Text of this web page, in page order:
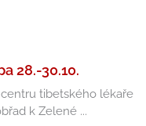
28.-30.10.
tibetského lékaře
k Zelené ...